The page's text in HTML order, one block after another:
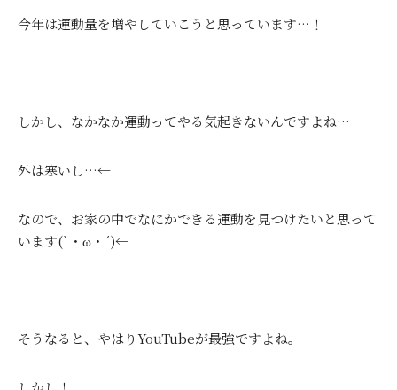
今年は運動量を増やしていこうと思っています…！
しかし、なかなか運動ってやる気起きないんですよね…
外は寒いし…←
なので、お家の中でなにかできる運動を見つけたいと思って
います(`・ω・´)←
そうなると、やはりYouTubeが最強ですよね。